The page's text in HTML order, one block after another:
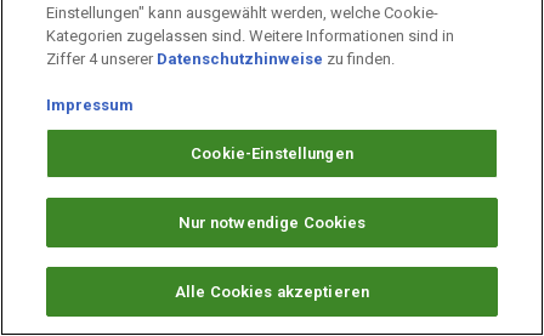
Fragen & Hilfe
Datenschutz
Cookie-Einstellungen
Einstellungen" kann ausgewählt werden, welche Cookie-
Kategorien zugelassen sind. Weitere Informationen sind in
Ziffer 4 unserer Datenschutzhinweise zu finden.
Impressum
Cookie-Einstellungen
Nur notwendige Cookies
Alle Cookies akzeptieren